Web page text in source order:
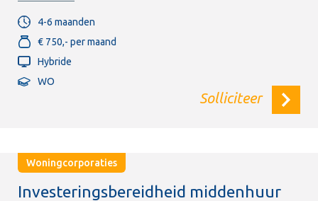
4-6 maanden
€ 750,- per maand
Hybride
WO
Solliciteer
Woningcorporaties
Investeringsbereidheid middenhuur